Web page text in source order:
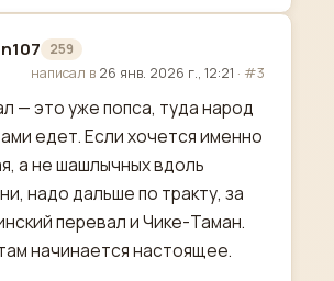
259
написал в 26 янв. 2026 г., 12:21 · #3
— это уже попса, туда народ
едет. Если хочется именно
а не шашлычных вдоль
надо дальше по тракту, за
перевал и Чике-Таман.
начинается настоящее.